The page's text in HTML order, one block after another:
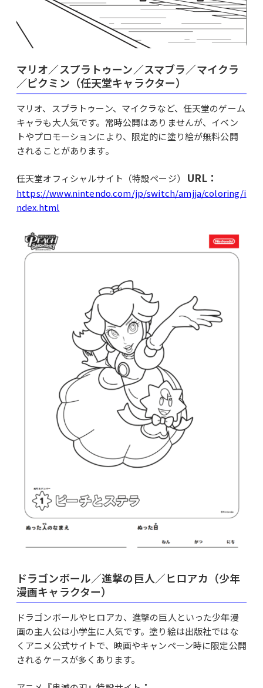
マリオ／スプラトゥーン／スマブラ／マイクラ
／ピクミン（任天堂キャラクター）
マリオ、スプラトゥーン、マイクラなど、任天堂のゲーム
キャラも大人気です。常時公開はありませんが、イベン
トやプロモーションにより、限定的に塗り絵が無料公開
されることがあります。
任天堂オフィシャルサイト（特設ページ） URL：
https://www.nintendo.com/jp/switch/amjja/coloring/i
ndex.html
ドラゴンボール／進撃の巨人／ヒロアカ（少年
漫画キャラクター）
ドラゴンボールやヒロアカ、進撃の巨人といった少年漫
画の主人公は小学生に人気です。塗り絵は出版社ではな
くアニメ公式サイトで、映画やキャンペーン時に限定公開
されるケースが多くあります。